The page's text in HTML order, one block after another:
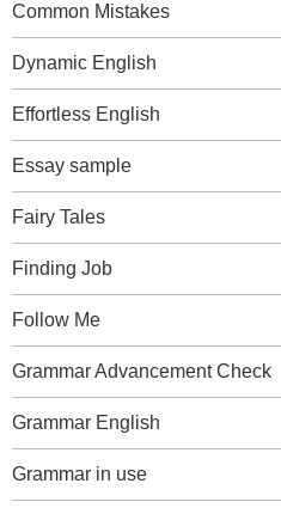
Common Mistakes
Dynamic English
Effortless English
Essay sample
Fairy Tales
Finding Job
Follow Me
Grammar Advancement Check
Grammar English
Grammar in use